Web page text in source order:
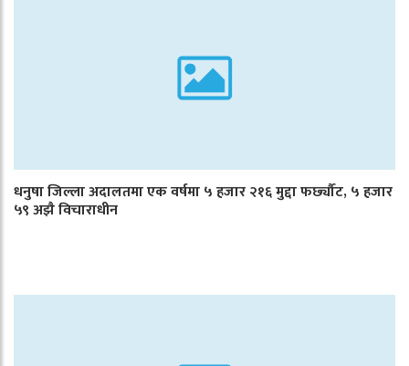
धनुषा जिल्ला अदालतमा एक वर्षमा ५ हजार २१६ मुद्दा फर्छ्यौट, ५ हजार
५९ अझै विचाराधीन